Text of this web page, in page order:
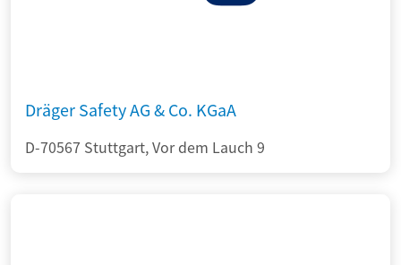
Dräger Safety AG & Co. KGaA
D-70567 Stuttgart, Vor dem Lauch 9